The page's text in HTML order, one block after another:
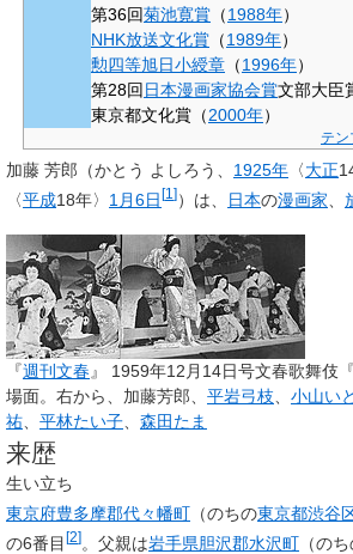
第36回菊池寛賞 （1988年）
NHK放送文化賞 （1989年）
勲四等旭日小綬章 （1996年）
第28回日本漫画家協会賞文部大臣
東京都文化賞（2000年）
テン
加藤 芳郎 （かとう よしろう、 1925年 〈大正
〈平成18年〉 1月6日[1 ]）は、 日本の漫画家
『週刊文春 』 1959年12月14日号文春歌舞伎『
場面。右から、 加藤芳郎 平岩弓枝 小山い
祐
平林たい子 森田たま
来歴
生い立ち
東京府豊多摩郡代々幡町 （のちの東京都渋谷
の6番目[2] 。父親は岩手県胆沢郡水沢町 （の